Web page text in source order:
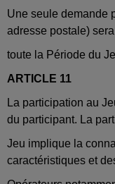
Une seule demande
adresse postale)
toute la Période du
ARTICLE 11
La participation au
du participant. La
Jeu implique la
caractéristiques et